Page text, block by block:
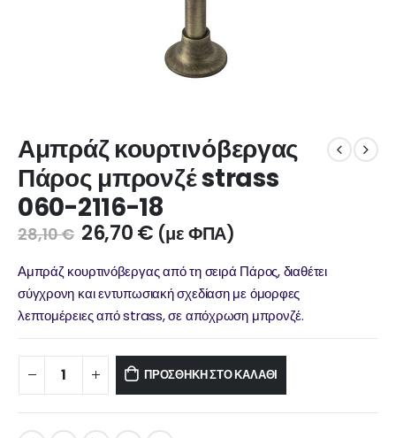
Αμπράζ κουρτινόβεργας
Πάρος μπρονζέ strass
060-2116-18
28,10€ 26,70€ (με ΦΠΑ)
Αμπράζ κουρτινόβεργας από τη σειρά Πάρος, διαθέτει
σύγχρονη και εντυπωσιακή σχεδίαση με όμορφες
λεπτομέρειες από strass, σε απόχρωση μπρονζέ.
ΠΡΟΣΘΉΚΗ ΣΤΟ ΚΑΛΆΘΙ